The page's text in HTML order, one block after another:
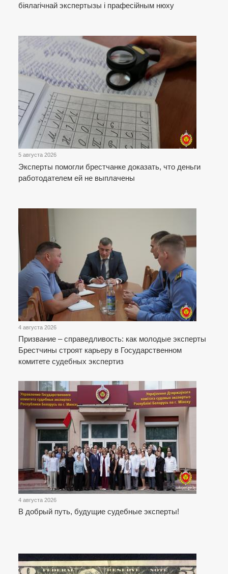
біялагічнай экспертызы і прафесійным нюху
5 августа 2026
Эксперты помогли брестчанке доказать, что деньги
работодателем ей не выплачены
4 августа 2026
Призвание – справедливость: как молодые эксперты
Брестчины строят карьеру в Государственном
комитете судебных экспертиз
4 августа 2026
В добрый путь, будущие судебные эксперты!